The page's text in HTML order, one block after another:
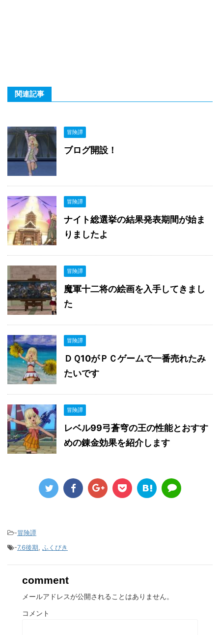
関連記事
冒険譚
ブログ開設！
冒険譚
ナイト総選挙の結果発表期間が始ま
りましたよ
冒険譚
魔軍十二将の絵画を入手してきまし
た
冒険譚
ＤＱ10がＰＣゲームで一番売れたみ
たいです
冒険譚
レベル99弓蒼穹の王の性能とおすす
めの錬金効果を紹介します
-冒険譚
-7.6後期, ふくびき
comment
メールアドレスが公開されることはありません。
コメント